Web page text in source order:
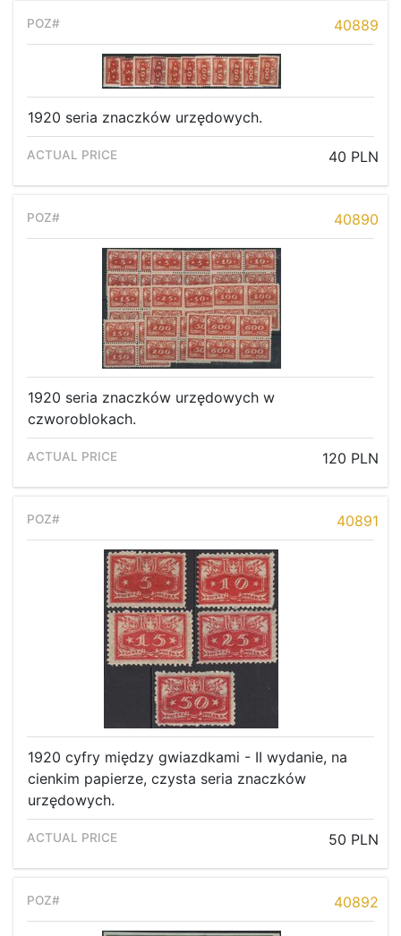
Home page
Current auction
Recent result
Archive
Regulation
Contact
40889
1920 seria znaczków urzędowych.
40 PLN
40890
1920 seria znaczków urzędowych w
czworoblokach.
120 PLN
40891
1920 cyfry między gwiazdkami - II wydanie, na
cienkim papierze, czysta seria znaczków
urzędowych.
50 PLN
40892